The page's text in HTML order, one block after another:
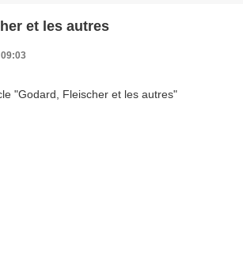
et les autres